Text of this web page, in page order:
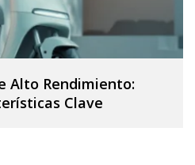
Alto Rendimiento:
Clave